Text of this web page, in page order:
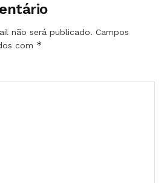
não será publicado. Campos
com *